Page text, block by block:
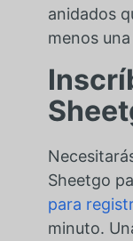
anidados
menos
Sheetgo
para
minuto.